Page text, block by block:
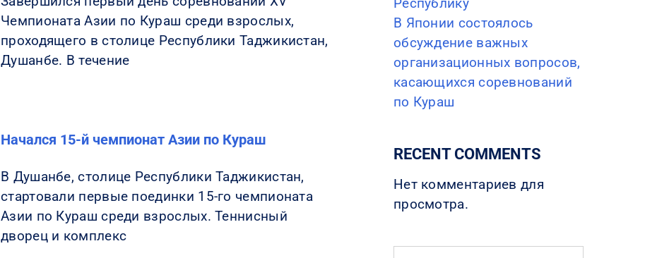
Чемпионата Азии по Кураш среди взрослых,
проходящего в столице Республики Таджикистан,
Душанбе. В течение
Начался 15-й чемпионат Азии по Кураш
В Душанбе, столице Республики Таджикистан,
стартовали первые поединки 15-го чемпионата
Азии по Кураш среди взрослых. Теннисный
дворец и комплекс
В Японии состоялось
обсуждение важных
организационных вопросов,
касающихся соревнований
по Кураш
RECENT COMMENTS
Нет комментариев для
просмотра.